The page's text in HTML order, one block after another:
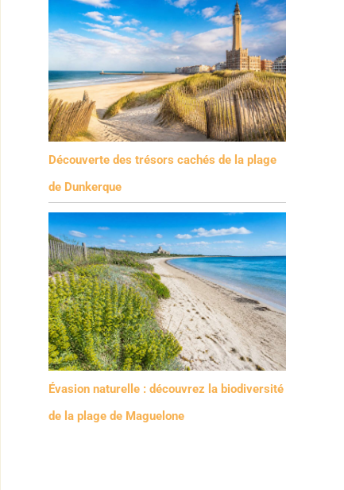
Découverte des trésors cachés de la plage
de Dunkerque
Évasion naturelle : découvrez la biodiversité
de la plage de Maguelone